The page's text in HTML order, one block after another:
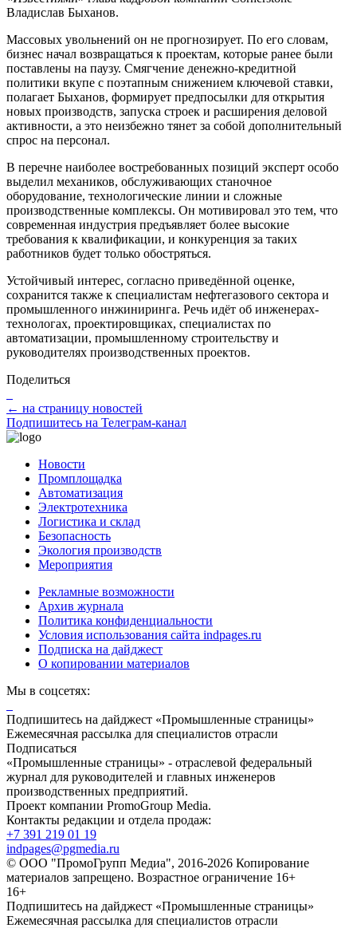
Владислав Быханов.
Массовых увольнений он не прогнозирует. По его словам,
бизнес начал возвращаться к проектам, которые ранее были
поставлены на паузу. Смягчение денежно-кредитной
политики вкупе с поэтапным снижением ключевой ставки,
полагает Быханов, формирует предпосылки для открытия
новых производств, запуска строек и расширения деловой
активности, а это неизбежно тянет за собой дополнительный
спрос на персонал.
В перечне наиболее востребованных позиций эксперт особо
выделил механиков, обслуживающих станочное
оборудование, технологические линии и сложные
производственные комплексы. Он мотивировал это тем, что
современная индустрия предъявляет более высокие
требования к квалификации, и конкуренция за таких
работников будет только обостряться.
Устойчивый интерес, согласно приведённой оценке,
сохранится также к специалистам нефтегазового сектора и
промышленного инжиниринга. Речь идёт об инженерах-
технологах, проектировщиках, специалистах по
автоматизации, промышленному строительству и
руководителях производственных проектов.
Поделиться
← на страницу новостей
Подпишитесь на Телеграм-канал
Новости
Промплощадка
Автоматизация
Электротехника
Логистика и склад
Безопасность
Экология производств
Мероприятия
Рекламные возможности
Архив журнала
Политика конфиденциальности
Условия использования сайта indpages.ru
Подписка на дайджест
О копировании материалов
Мы в соцсетях:
Подпишитесь на дайджест «Промышленные страницы»
Ежемесячная рассылка для специалистов отрасли
Подписаться
«Промышленные страницы» - отраслевой федеральный
журнал для руководителей и главных инженеров
производственных предприятий.
Проект компании PromoGroup Media.
Контакты редакции и отдела продаж:
+7 391 219 01 19
indpages@pgmedia.ru
© ООО "ПромоГрупп Медиа", 2016-2026 Копирование
материалов запрещено. Возрастное ограничение 16+
16+
Подпишитесь на дайджест «Промышленные страницы»
Ежемесячная рассылка для специалистов отрасли